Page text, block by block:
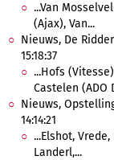
...Van
(Ajax), Van...
Nieuws, De
15:18:37
...Hofs
Castelen (ADO
Nieuws,
14:14:21
...Elshot,
Landerl,...